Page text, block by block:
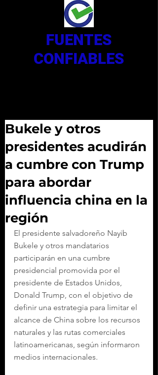
FUENTES
CONFIABLES
Bukele y otros
presidentes acudirán
a cumbre con Trump
para abordar
influencia china en la
región
El presidente salvadoreño Nayib
Bukele y otros mandatarios
participarán en una cumbre
presidencial promovida por el
presidente de Estados Unidos,
Donald Trump, con el objetivo de
definir una estrategia para limitar el
alcance de China sobre los recursos
naturales y las rutas comerciales
latinoamericanas, según informaron
medios internacionales.